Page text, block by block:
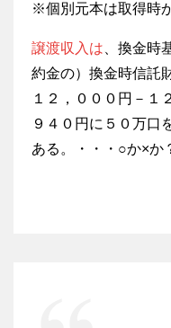
※個別元本は取得時
譲渡収入は 、換金時
約金の）換金時信託
１２，０００円－１
９４０円に５０万口
ある。・・・○か×か